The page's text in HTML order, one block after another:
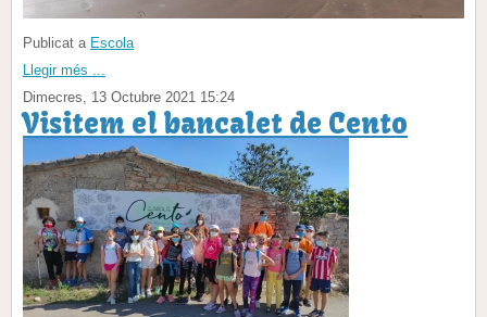
Publicat a Escola
Llegir més ...
Dimecres, 13 Octubre 2021 15:24
Visitem el bancalet de Cento